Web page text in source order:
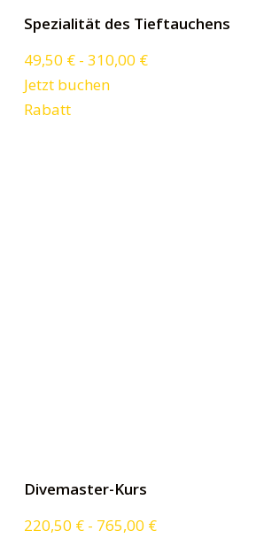
Spezialität des Tieftauchens
49,50 €- 310,00 €
Jetzt buchen
Rabatt
Divemaster-Kurs
220,50 €- 765,00 €